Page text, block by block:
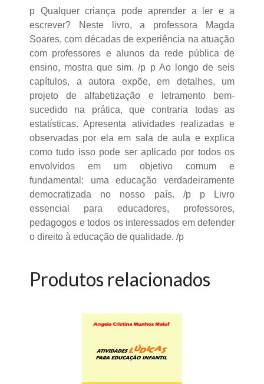
p Qualquer criança pode aprender a ler e a
escrever? Neste livro, a professora Magda
Soares, com décadas de experiência na atuação
com professores e alunos da rede pública de
ensino, mostra que sim. /p p Ao longo de seis
capítulos, a autora expõe, em detalhes, um
projeto de alfabetização e letramento bem-
sucedido na prática, que contraria todas as
estatísticas. Apresenta atividades realizadas e
observadas por ela em sala de aula e explica
como tudo isso pode ser aplicado por todos os
envolvidos em um objetivo comum e
fundamental: uma educação verdadeiramente
democratizada no nosso país. /p p Livro
essencial para educadores, professores,
pedagogos e todos os interessados em defender
o direito à educação de qualidade. /p
Produtos relacionados